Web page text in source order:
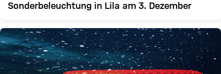
Sonderbeleuchtung in Lila am 3. Dezember